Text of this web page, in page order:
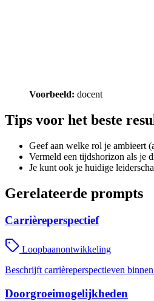
Voorbeeld: docent
Tips voor het beste
Geef aan welke rol je ambieert
Vermeld een tijdshorizon als je
Je kunt ook je huidige
Gerelateerde prompts
Carrièreperspectief
Loopbaanontwikkeling
Beschrijft carrièreperspectieven
Doorgroeimogelijkheden